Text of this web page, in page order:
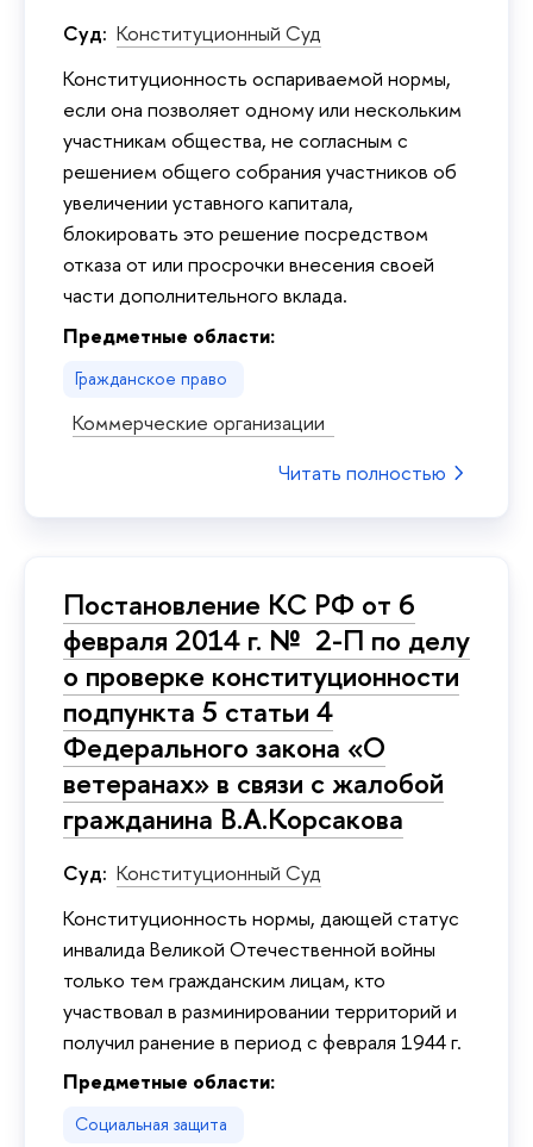
Суд: Конституционный Суд
Конституционность оспариваемой нормы,
если она позволяет одному или нескольким
участникам общества, не согласным с
решением общего собрания участников об
увеличении уставного капитала,
блокировать это решение посредством
отказа от или просрочки внесения своей
части дополнительного вклада.
Предметные области:
Гражданское право
Коммерческие организации
Читать полностью
Постановление КС РФ от 6
февраля 2014 г. № 2-П по делу
о проверке конституционности
подпункта 5 статьи 4
Федерального закона «О
ветеранах» в связи с жалобой
гражданина В.А.Корсакова
Суд: Конституционный Суд
Конституционность нормы, дающей статус
инвалида Великой Отечественной войны
только тем гражданским лицам, кто
участвовал в разминировании территорий и
получил ранение в период с февраля 1944 г.
Предметные области:
Социальная защита